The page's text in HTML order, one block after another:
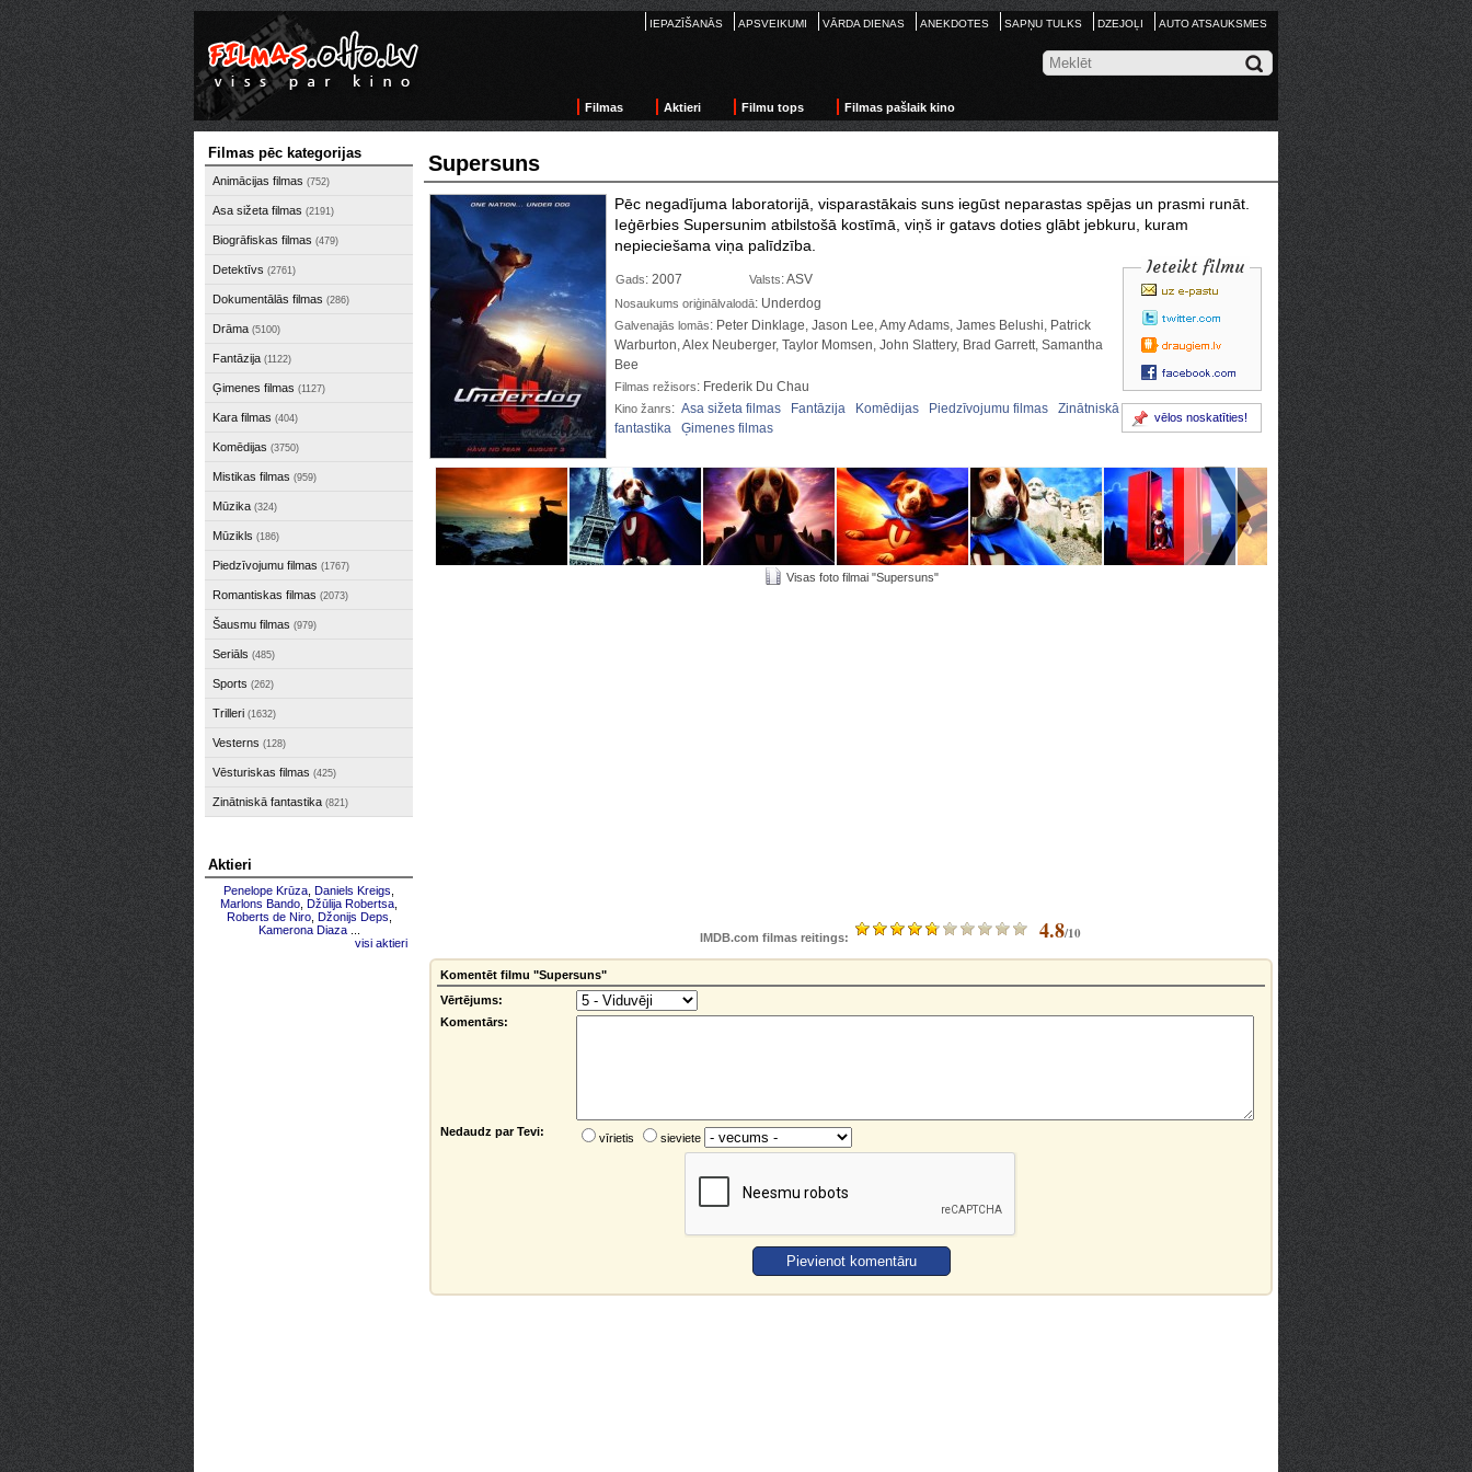
IEPAZĪŠANĀS APSVEIKUMI VĀRDA DIENAS ANEKDOTES SAPŅU TULKS DZEJOĻI AUTO ATSAUKSMES
Filmas Aktieri Filmu tops Filmas pašlaik kino
Filmas pēc kategorijas
Animācijas filmas (752)
Asa sižeta filmas (2191)
Biogrāfiskas filmas (479)
Detektīvs (2761)
Dokumentālās filmas (286)
Drāma (5100)
Fantāzija (1122)
Ģimenes filmas (1127)
Kara filmas (404)
Komēdijas (3750)
Mistikas filmas (959)
Mūzika (324)
Mūzikls (186)
Piedzīvojumu filmas (1767)
Romantiskas filmas (2073)
Šausmu filmas (979)
Seriāls (485)
Sports (262)
Trilleri (1632)
Vesterns (128)
Vēsturiskas filmas (425)
Zinātniskā fantastika (821)
Aktieri
Penelope Krūza Daniels Kreigs
Marlons Bando Džūlija Robertsa
Roberts de Niro, Džonijs Deps
Kamerona Diaza...
visi aktieri
Supersuns
Pēc negadījuma laboratorijā, visparastākais suns iegūst neparastas spējas un prasmi runāt.
Ieģērbies Supersunim atbilstošā kostīmā, viņš ir gatavs doties glābt jebkuru, kuram
nepieciešama viņa palīdzība.
Ieteikt filmu
vēlos noskatīties!
Gads: 2007 Valsts: ASV
Nosaukums oriģinālvalodā: Underdog
Galvenajās lomās: Peter Dinklage, Jason Lee, Amy Adams, James Belushi, Patrick
Warburton, Alex Neuberger, Taylor Momsen, John Slattery, Brad Garrett, Samantha
Bee
Filmas režisors: Frederik Du Chau
Kino žanrs: Asa sižeta filmas Fantāzija Komēdijas Piedzīvojumu filmas
Zinātniskā
fantastika
Ģimenes filmas
Visas foto filmai "Supersuns"
IMDB.com filmas reitings: 4.8/10
Komentēt filmu "Supersuns"
Vērtējums:
Komentārs:
Nedaudz par Tevi: vīrietis sieviete